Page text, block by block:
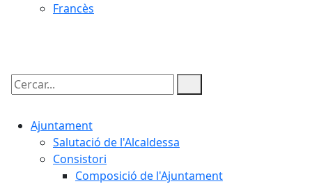
Francès
Cercar:
Ajuntament
Salutació de l'Alcaldessa
Consistori
Composició de l'Ajuntament